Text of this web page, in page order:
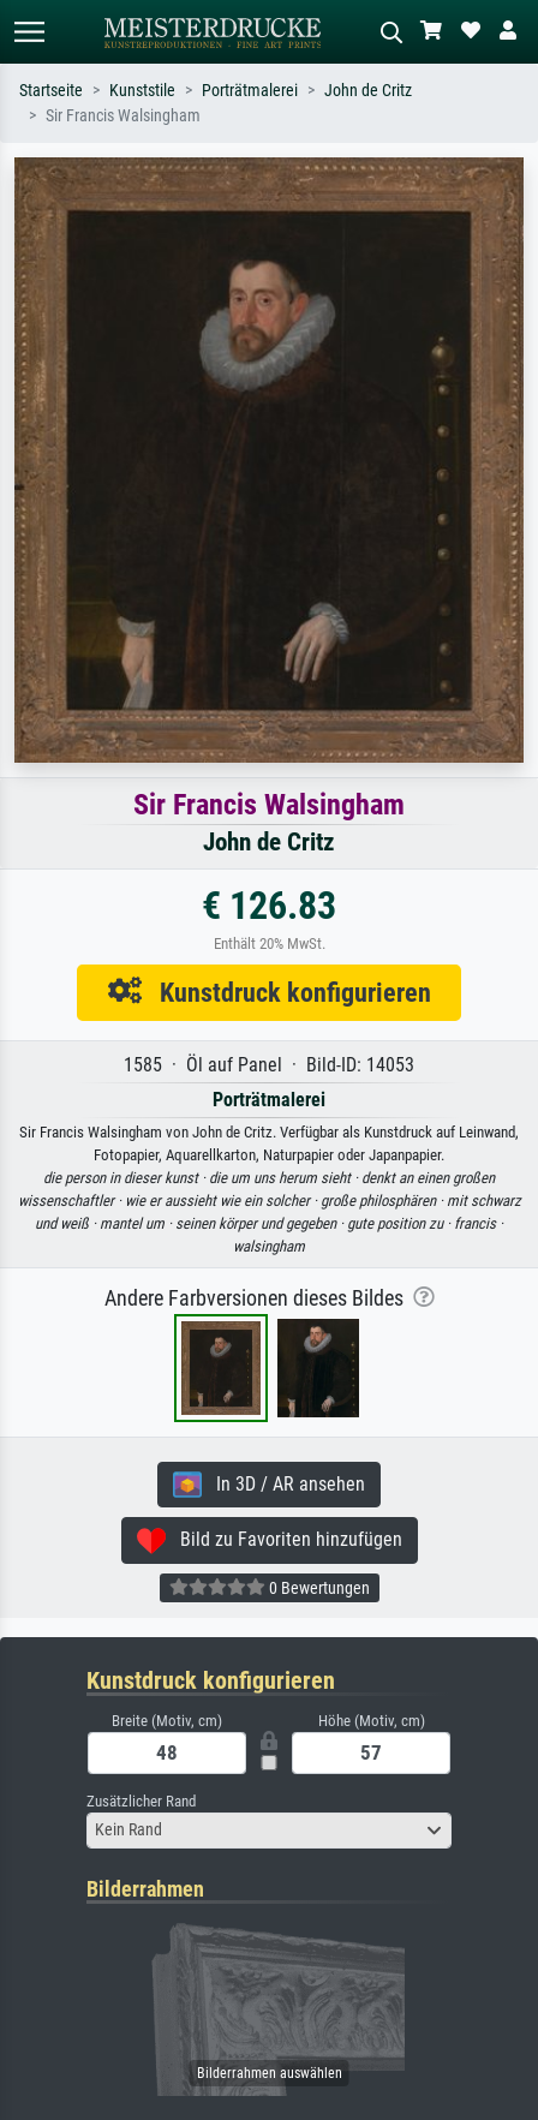
Suchen Sie nach Künstlern, Werktiteln
oder Stilen – z.B. Monet,
Sternennacht, Impressionismus, Welle
Beschreiben Sie die Szene – z.B. Grüne
Wiese, Abstrakt mit viel Rot, Dunkles
Ölgemälde, Stehender Akt neben einem
Startseite Kunststile Porträtmalerei
John de Critz
Sir Francis Walsingham
Sir Francis Walsingham
John de Critz
€ 126.83
Enthält 20% MwSt.
Kunstdruck konfigurieren
1585 · Öl auf Panel · Bild-ID: 14053
Porträtmalerei
Sir Francis Walsingham von John de Critz. Verfügbar als Kunstdruck auf Leinwand,
Fotopapier, Aquarellkarton, Naturpapier oder Japanpapier.
die person in dieser kunst · die um uns herum sieht · denkt an einen großen
wissenschaftler · wie er aussieht wie ein solcher · große philosphären · mit schwarz
und weiß · mantel um · seinen körper und gegeben · gute position zu · francis ·
walsingham
Andere Farbversionen dieses Bildes
In 3D / AR ansehen
Bild zu Favoriten hinzufügen
0 Bewertungen
Kunstdruck konfigurieren
Breite (Motiv, cm) Höhe (Motiv, cm)
Zusätzlicher Rand
Kein Rand
Bilderrahmen